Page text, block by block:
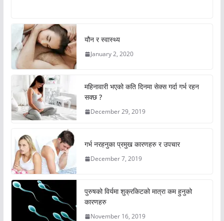
यौन र स्वास्थ्य
January 2, 2020
महिनावारी भएको कति दिनमा सेक्स गर्दा गर्भ रहन
सक्छ ?
December 29, 2019
गर्भ नरहनुका प्रमुख कारणहरु र उपचार
December 7, 2019
पुरुषको विर्यमा शुक्रकिटको मात्रा कम हुनुको
कारणहरु
November 16, 2019